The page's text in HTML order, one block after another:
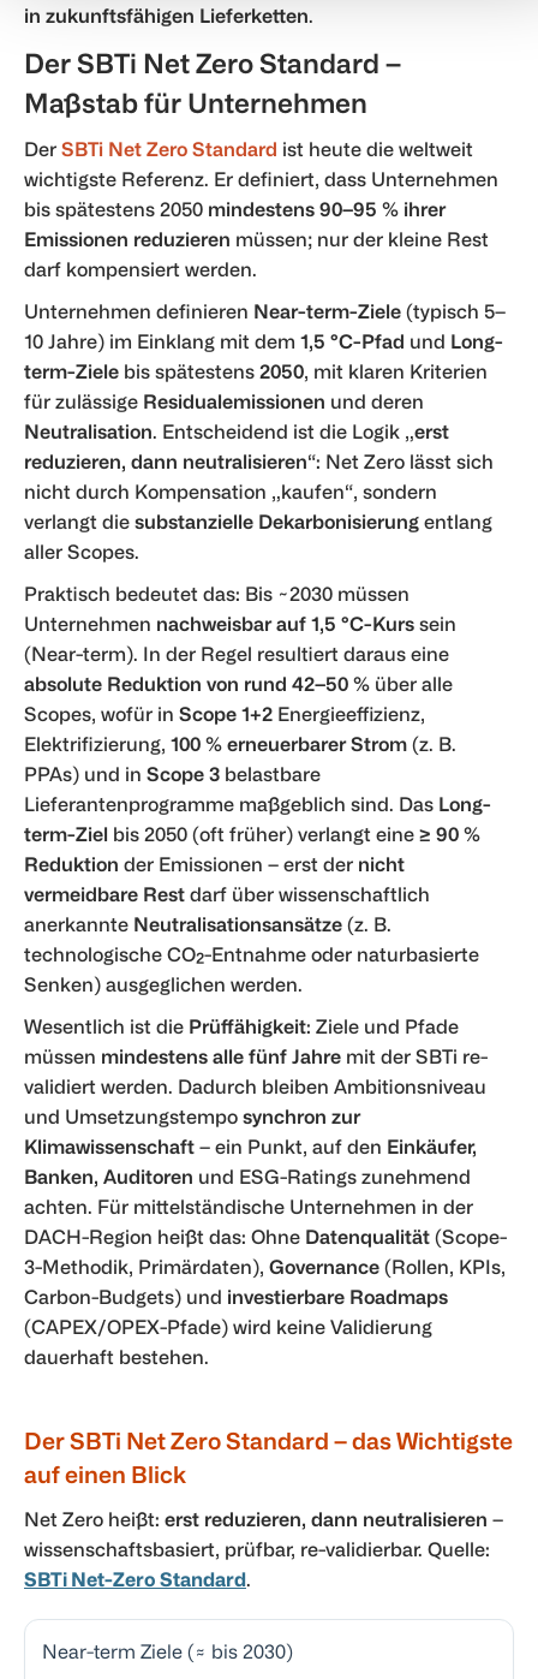
media, advertising and analytics partners who may combine
they’ve collected from your use of their services.
in zukunftsfähigen Lieferketten.
Der SBTi Net Zero Standard –
Maßstab für Unternehmen
Der SBTi Net Zero Standard ist heute die weltweit
wichtigste Referenz. Er definiert, dass Unternehmen
bis spätestens 2050 mindestens 90–95 % ihrer
Emissionen reduzieren müssen; nur der kleine Rest
darf kompensiert werden.
Unternehmen definieren Near-term-Ziele (typisch 5–
10 Jahre) im Einklang mit dem 1,5 °C-Pfad und Long-
term-Ziele bis spätestens 2050, mit klaren Kriterien
für zulässige Residualemissionen und deren
Neutralisation. Entscheidend ist die Logik „erst
reduzieren, dann neutralisieren“: Net Zero lässt sich
nicht durch Kompensation „kaufen“, sondern
verlangt die substanzielle Dekarbonisierung entlang
aller Scopes.
Praktisch bedeutet das: Bis ~2030 müssen
Unternehmen nachweisbar auf 1,5 °C-Kurs sein
(Near-term). In der Regel resultiert daraus eine
absolute Reduktion von rund 42–50 % über alle
Scopes, wofür in Scope 1+2 Energieeffizienz,
Elektrifizierung, 100 % erneuerbarer Strom (z. B.
PPAs) und in Scope 3 belastbare
Lieferantenprogramme maßgeblich sind. Das Long-
term-Ziel bis 2050 (oft früher) verlangt eine ≥ 90 %
Reduktion der Emissionen – erst der nicht
vermeidbare Rest darf über wissenschaftlich
anerkannte Neutralisationsansätze (z. B.
technologische CO₂-Entnahme oder naturbasierte
Senken) ausgeglichen werden.
Wesentlich ist die Prüffähigkeit: Ziele und Pfade
müssen mindestens alle fünf Jahre mit der SBTi re-
validiert werden. Dadurch bleiben Ambitionsniveau
und Umsetzungstempo synchron zur
Klimawissenschaft – ein Punkt, auf den Einkäufer,
Banken, Auditoren und ESG-Ratings zunehmend
achten. Für mittelständische Unternehmen in der
DACH-Region heißt das: Ohne Datenqualität (Scope-
3-Methodik, Primärdaten), Governance (Rollen, KPIs,
Carbon-Budgets) und investierbare Roadmaps
(CAPEX/OPEX-Pfade) wird keine Validierung
dauerhaft bestehen.
Der SBTi Net Zero Standard – das Wichtigste
auf einen Blick
Net Zero heißt: erst reduzieren, dann neutralisieren –
wissenschaftsbasiert, prüfbar, re-validierbar. Quelle:
SBTi Net-Zero Standard.
Near-term Ziele (≈ bis 2030)